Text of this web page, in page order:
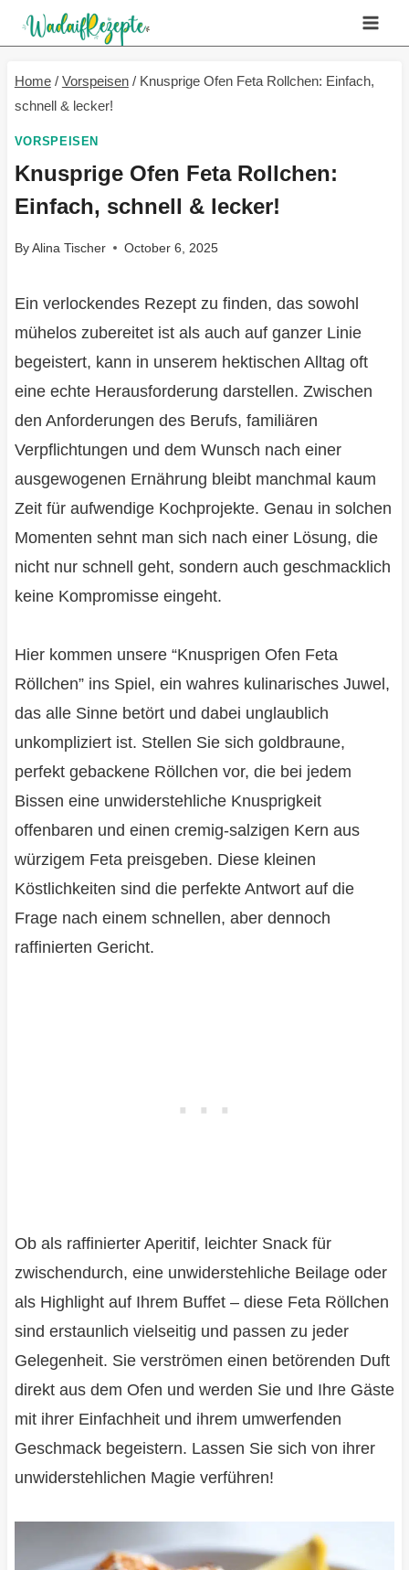
Skip
to
content
Home / Vorspeisen / Knusprige Ofen Feta Rollchen: Einfach,
schnell & lecker!
VORSPEISEN
Knusprige Ofen Feta Rollchen:
Einfach, schnell & lecker!
ByAlina Tischer October 6, 2025
Ein verlockendes Rezept zu finden, das sowohl
mühelos zubereitet ist als auch auf ganzer Linie
begeistert, kann in unserem hektischen Alltag oft
eine echte Herausforderung darstellen. Zwischen
den Anforderungen des Berufs, familiären
Verpflichtungen und dem Wunsch nach einer
ausgewogenen Ernährung bleibt manchmal kaum
Zeit für aufwendige Kochprojekte. Genau in solchen
Momenten sehnt man sich nach einer Lösung, die
nicht nur schnell geht, sondern auch geschmacklich
keine Kompromisse eingeht.
Hier kommen unsere “Knusprigen Ofen Feta
Röllchen” ins Spiel, ein wahres kulinarisches Juwel,
das alle Sinne betört und dabei unglaublich
unkompliziert ist. Stellen Sie sich goldbraune,
perfekt gebackene Röllchen vor, die bei jedem
Bissen eine unwiderstehliche Knusprigkeit
offenbaren und einen cremig-salzigen Kern aus
würzigem Feta preisgeben. Diese kleinen
Köstlichkeiten sind die perfekte Antwort auf die
Frage nach einem schnellen, aber dennoch
raffinierten Gericht.
Ob als raffinierter Aperitif, leichter Snack für
zwischendurch, eine unwiderstehliche Beilage oder
als Highlight auf Ihrem Buffet – diese Feta Röllchen
sind erstaunlich vielseitig und passen zu jeder
Gelegenheit. Sie verströmen einen betörenden Duft
direkt aus dem Ofen und werden Sie und Ihre Gäste
mit ihrer Einfachheit und ihrem umwerfenden
Geschmack begeistern. Lassen Sie sich von ihrer
unwiderstehlichen Magie verführen!